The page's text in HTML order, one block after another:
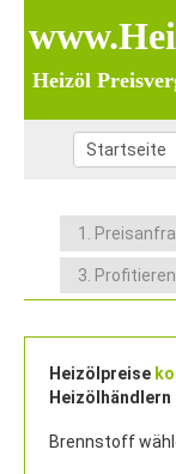
Heizöl
1.
3. Profitieren
Heizölpreise
Heizölhändlern
Brennstoff